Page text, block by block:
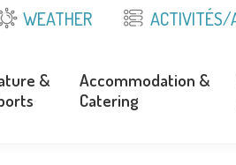
WEATHER ACTIVITÉS/
&
Accommodation &
Catering
&
Accommodation &